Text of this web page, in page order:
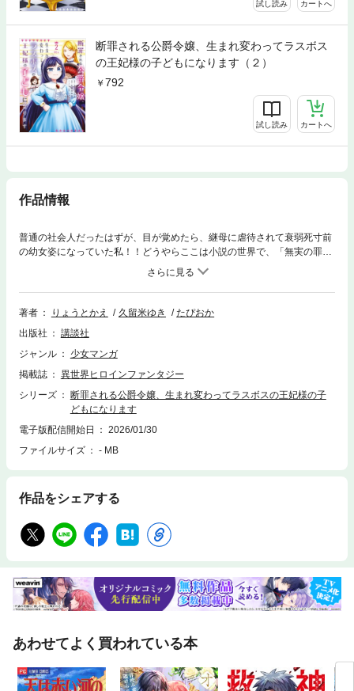
試し読み カートへ
断罪される公爵令嬢、生まれ変わってラスボス
の王妃様の子どもになります（２）
792
試し読み カートへ
作品情報
普通の社会人だったはずが、目が覚めたら、継母に虐待されて衰弱死寸前
の幼女姿になっていた私！！どうやらここは小説の世界で、「無実の罪で
断罪される悪役令嬢」・リリアに転生していたらしい。でも、前世の記憶
を思い出したからには、思い通りになるものか…！！手始めにこの世界の
ラスボス・ヒルベルト王妃に助けを求めたら、まさかの養子入り成功―
―！？しかも、その王妃には溺愛されるわ、可愛すぎる兄はできるわで、
一発逆転！やり直し＆成り上がりヒロインファンタジーの始まりです☆
著者 りょうとかえ 久留米ゆき
たぴおか
出版社
講談社
ジャンル
少女マンガ
掲載誌
異世界ヒロインファンタジー
シリーズ
断罪される公爵令嬢、生まれ変わってラスボスの王妃様の子
どもになります
電子版配信開始日
2026/01/30
ファイルサイズ
- MB
作品をシェアする
あわせてよく買われている本